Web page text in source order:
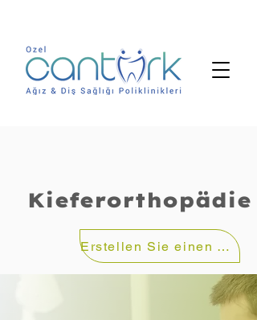
Kieferorthopädie
Erstellen Sie einen Termin